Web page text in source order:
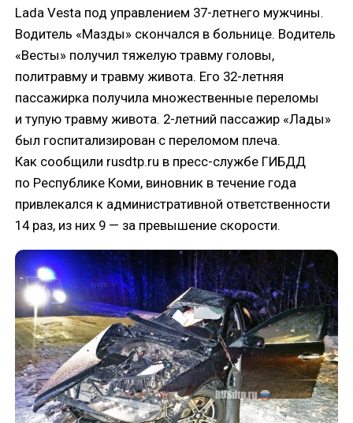
Lada Vesta под управлением 37-летнего мужчины.
Водитель «Мазды» скончался в больнице. Водитель
«Весты» получил тяжелую травму головы,
политравму и травму живота. Его 32-летняя
пассажирка получила множественные переломы
и тупую травму живота. 2-летний пассажир «Лады»
был госпитализирован с переломом плеча.
Как сообщили rusdtp.ru в пресс-службе ГИБДД
по Республике Коми, виновник в течение года
привлекался к административной ответственности
14 раз, из них 9 — за превышение скорости.